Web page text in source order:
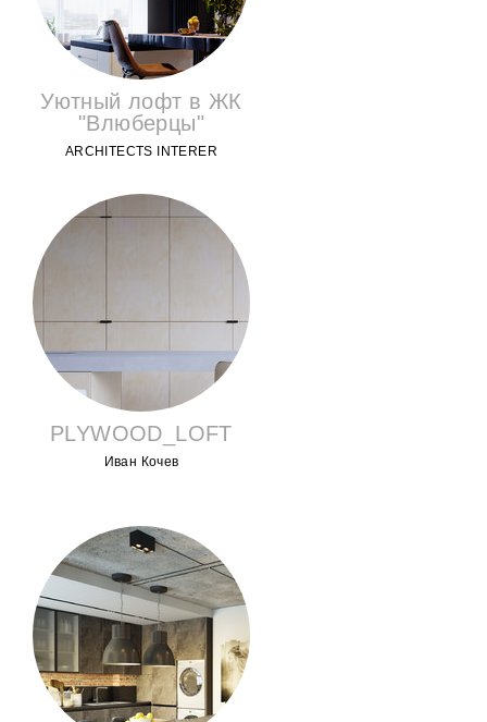
Уютный лофт в ЖК
"Влюберцы"
ARCHITECTS INTERER
PLYWOOD_LOFT
Иван Кочев